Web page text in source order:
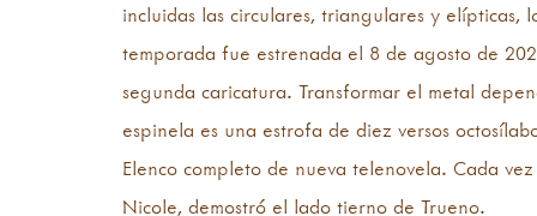
incluidas las circulares, triangulares y elípticas,
temporada fue estrenada el 8 de agosto de
segunda caricatura. Transformar el metal
espinela es una estrofa de diez versos
Elenco completo de nueva telenovela. Cada
Nicole, demostró el lado tierno de Trueno.